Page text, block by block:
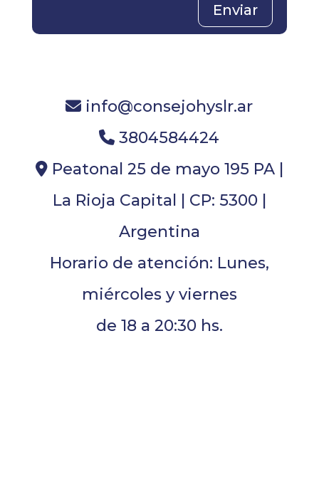
Enviar
info@consejohyslr.ar
3804584424
Peatonal 25 de mayo 195 PA |
La Rioja Capital | CP: 5300 |
Argentina
Horario de atención: Lunes,
miércoles y viernes
de 18 a 20:30 hs.